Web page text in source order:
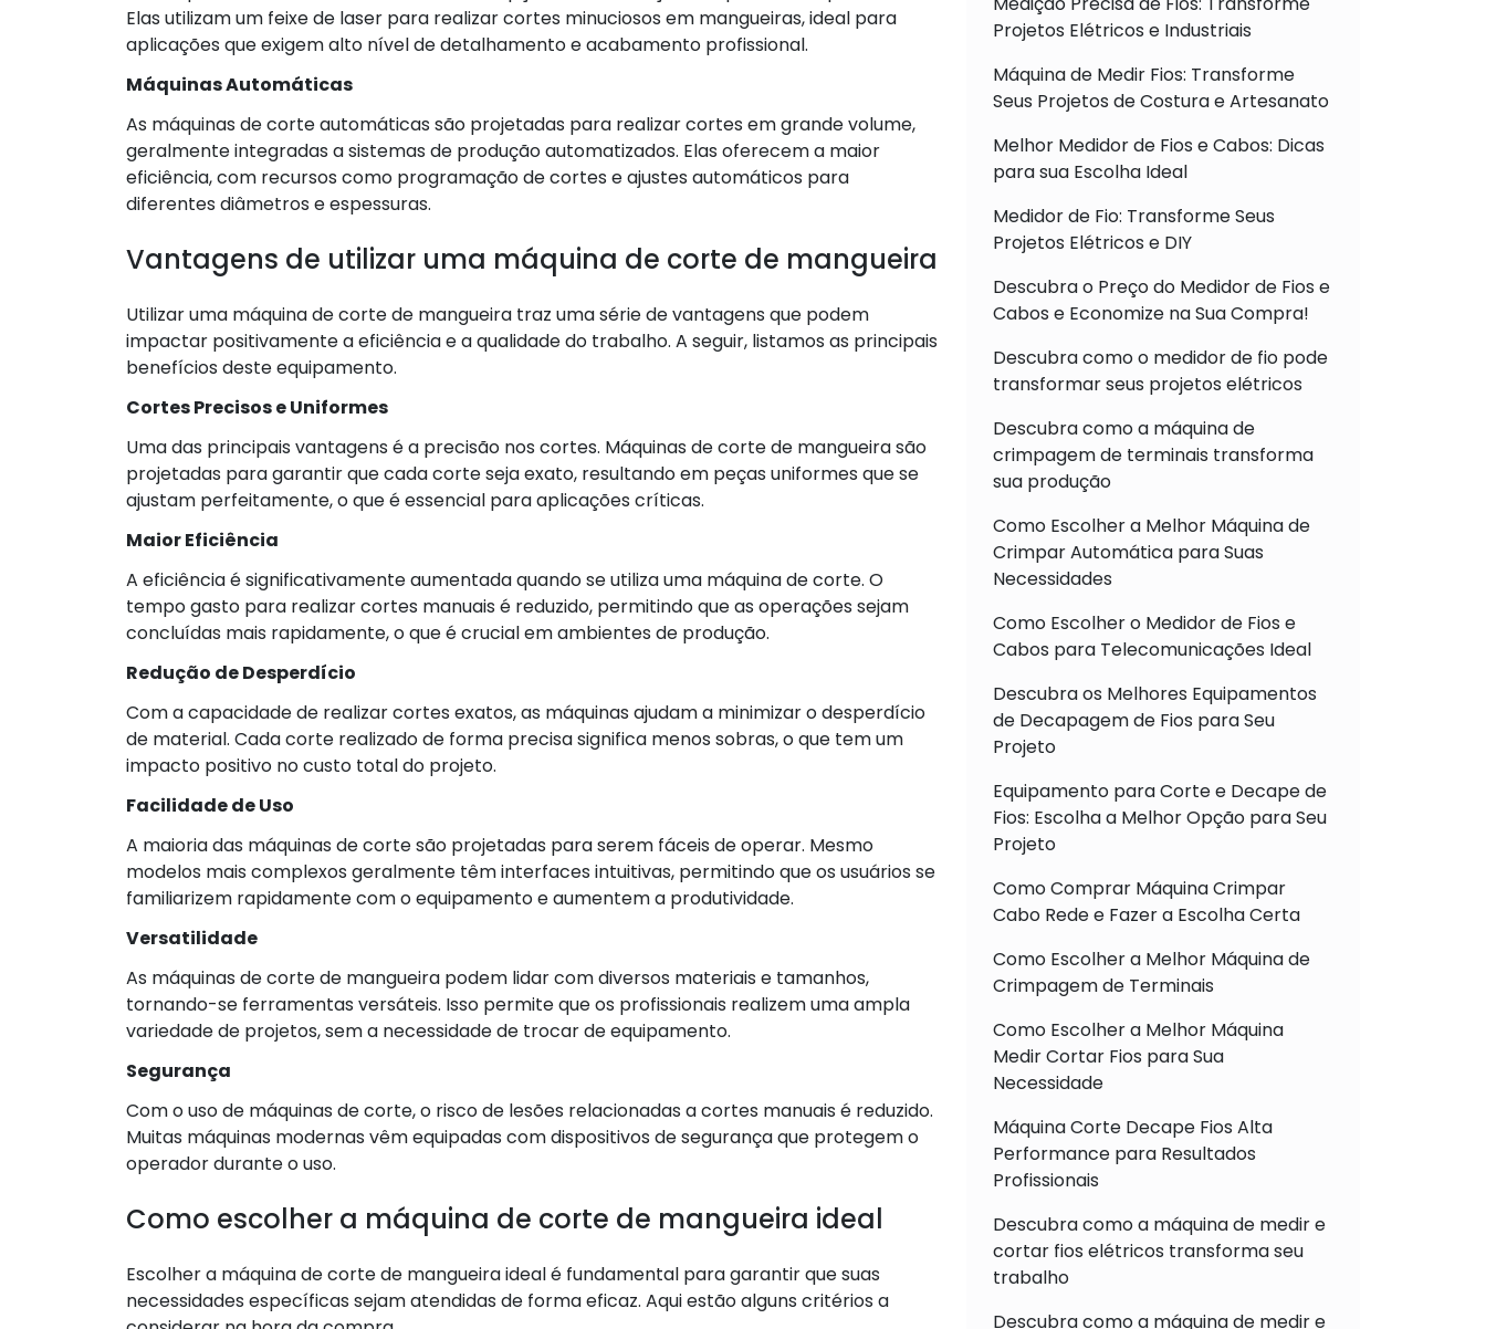
Elas utilizam um feixe de laser para realizar cortes minuciosos em mangueiras, ideal para
aplicações que exigem alto nível de detalhamento e acabamento profissional.
Máquinas Automáticas
As máquinas de corte automáticas são projetadas para realizar cortes em grande volume,
geralmente integradas a sistemas de produção automatizados. Elas oferecem a maior
eficiência, com recursos como programação de cortes e ajustes automáticos para
diferentes diâmetros e espessuras.
Vantagens de utilizar uma máquina de corte de mangueira
Utilizar uma máquina de corte de mangueira traz uma série de vantagens que podem
impactar positivamente a eficiência e a qualidade do trabalho. A seguir, listamos as principais
benefícios deste equipamento.
Cortes Precisos e Uniformes
Uma das principais vantagens é a precisão nos cortes. Máquinas de corte de mangueira são
projetadas para garantir que cada corte seja exato, resultando em peças uniformes que se
ajustam perfeitamente, o que é essencial para aplicações críticas.
Maior Eficiência
A eficiência é significativamente aumentada quando se utiliza uma máquina de corte. O
tempo gasto para realizar cortes manuais é reduzido, permitindo que as operações sejam
concluídas mais rapidamente, o que é crucial em ambientes de produção.
Redução de Desperdício
Com a capacidade de realizar cortes exatos, as máquinas ajudam a minimizar o desperdício
de material. Cada corte realizado de forma precisa significa menos sobras, o que tem um
impacto positivo no custo total do projeto.
Facilidade de Uso
A maioria das máquinas de corte são projetadas para serem fáceis de operar. Mesmo
modelos mais complexos geralmente têm interfaces intuitivas, permitindo que os usuários se
familiarizem rapidamente com o equipamento e aumentem a produtividade.
Versatilidade
As máquinas de corte de mangueira podem lidar com diversos materiais e tamanhos,
tornando-se ferramentas versáteis. Isso permite que os profissionais realizem uma ampla
variedade de projetos, sem a necessidade de trocar de equipamento.
Segurança
Com o uso de máquinas de corte, o risco de lesões relacionadas a cortes manuais é reduzido.
Muitas máquinas modernas vêm equipadas com dispositivos de segurança que protegem o
operador durante o uso.
Como escolher a máquina de corte de mangueira ideal
Escolher a máquina de corte de mangueira ideal é fundamental para garantir que suas
necessidades específicas sejam atendidas de forma eficaz. Aqui estão alguns critérios a
Projetos Elétricos e Industriais
Máquina de Medir Fios: Transforme
Seus Projetos de Costura e Artesanato
Melhor Medidor de Fios e Cabos: Dicas
para sua Escolha Ideal
Medidor de Fio: Transforme Seus
Projetos Elétricos e DIY
Descubra o Preço do Medidor de Fios e
Cabos e Economize na Sua Compra!
Descubra como o medidor de fio pode
transformar seus projetos elétricos
Descubra como a máquina de
crimpagem de terminais transforma
sua produção
Como Escolher a Melhor Máquina de
Crimpar Automática para Suas
Necessidades
Como Escolher o Medidor de Fios e
Cabos para Telecomunicações Ideal
Descubra os Melhores Equipamentos
de Decapagem de Fios para Seu
Projeto
Equipamento para Corte e Decape de
Fios: Escolha a Melhor Opção para Seu
Projeto
Como Comprar Máquina Crimpar
Cabo Rede e Fazer a Escolha Certa
Como Escolher a Melhor Máquina de
Crimpagem de Terminais
Como Escolher a Melhor Máquina
Medir Cortar Fios para Sua
Necessidade
Máquina Corte Decape Fios Alta
Performance para Resultados
Profissionais
Descubra como a máquina de medir e
cortar fios elétricos transforma seu
trabalho
Descubra como a máquina de medir e